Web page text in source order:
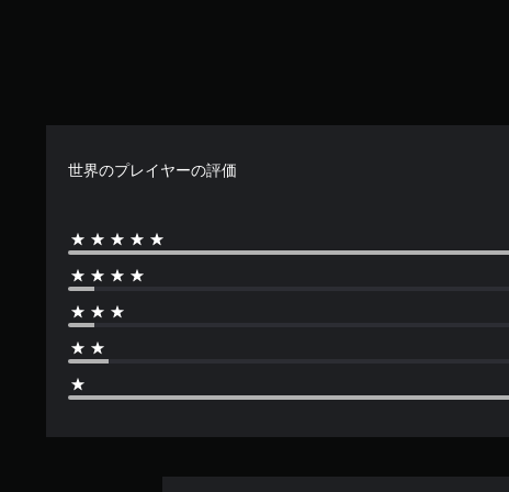
世界のプレイヤーの評価